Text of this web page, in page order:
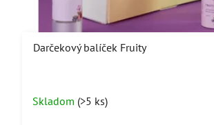
Darčekový balíček Fruity
hodnotenie
Skladom (>5 ks)